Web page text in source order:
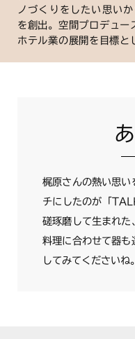
ノづくりをしたい思い
を創出。空間プロデュー
ホテル業の展開を目標と
梶原さんの熱い思い
チにしたのが「
磋琢磨して生まれた
料理に合わせて器も
してみてくださいね。